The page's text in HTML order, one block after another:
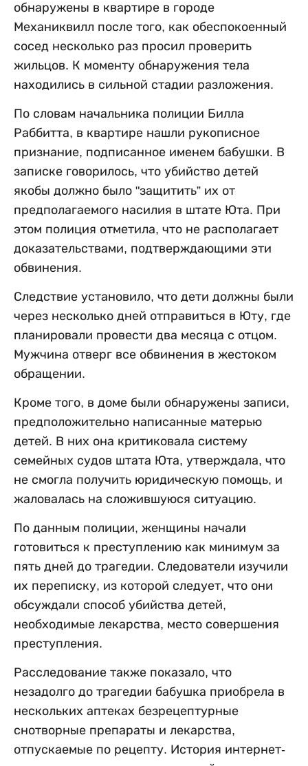
обнаружены в квартире в городе
Механиквилл после того, как обеспокоенный
сосед несколько раз просил проверить
жильцов. К моменту обнаружения тела
находились в сильной стадии разложения.
По словам начальника полиции Билла
Раббитта, в квартире нашли рукописное
признание, подписанное именем бабушки. В
записке говорилось, что убийство детей
якобы должно было "защитить” их от
предполагаемого насилия в штате Юта. При
этом полиция отметила, что не располагает
доказательствами, подтверждающими эти
обвинения.
Следствие установило, что дети должны были
через несколько дней отправиться в Юту, где
планировали провести два месяца с отцом.
Мужчина отверг все обвинения в жестоком
обращении.
Кроме того, в доме были обнаружены записи,
предположительно написанные матерью
детей. В них она критиковала систему
семейных судов штата Юта, утверждала, что
не смогла получить юридическую помощь, и
жаловалась на сложившуюся ситуацию.
По данным полиции, женщины начали
готовиться к преступлению как минимум за
пять дней до трагедии. Следователи изучили
их переписку, из которой следует, что они
обсуждали способ убийства детей,
необходимые лекарства, место совершения
преступления.
Расследование также показало, что
незадолго до трагедии бабушка приобрела в
нескольких аптеках безрецептурные
снотворные препараты и лекарства,
отпускаемые по рецепту. История интернет-